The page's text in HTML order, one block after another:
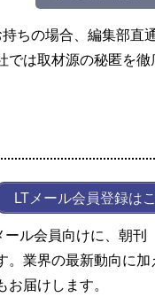
ちの場合、編集部直
は取材源の秘匿を徹
LTメール会員登録は
ール会員向けに、朝
。業界の最新動向に
届けします。